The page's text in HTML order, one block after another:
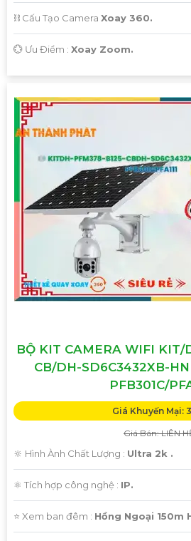
⛓ Cấu Tạo Camera Xoay 360.
️💮 Ưu Điểm : Xoay Zoom.
BỘ KIT CAMERA WIFI KIT/
CB/DH-SD6C3432XB-
PFB301C/
Giá Khuyến Mại:
Giá Bán: LIÊN
🔆 Hình Ành Chất Lượng : Ultra 2k .
⚛️ Tích hợp công nghệ : IP.
⭐ Xem ban đêm : Hồng Ngoại 150m